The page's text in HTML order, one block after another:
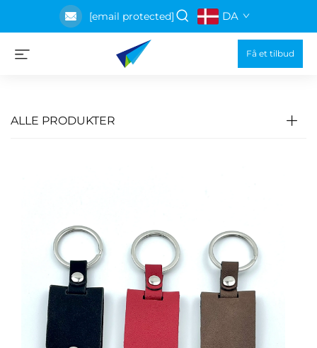
[email protected] DA
Få et tilbud
ALLE PRODUKTER